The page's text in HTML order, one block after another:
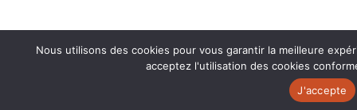
Nous utilisons des cookies pour vous garantir la meilleure
acceptez l'utilisation des cookies
J'accepte